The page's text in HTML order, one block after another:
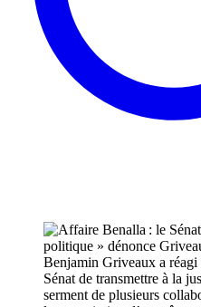
Benjamin Griveaux a
Sénat de transmettre à la
serment de plusieurs